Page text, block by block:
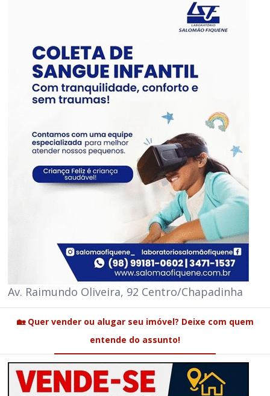
Av. Raimundo Oliveira, 92 Centro/Chapadinha
🏡 Quer vender ou alugar seu imóvel? Deixe com quem
entende do assunto!